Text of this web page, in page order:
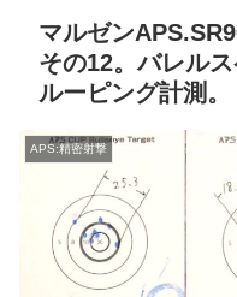
マルゼン
その12。バレル
ルーピング計測。
APS:精密射撃